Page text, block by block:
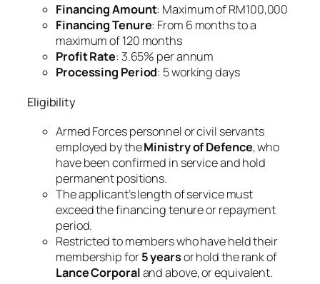
Financing Amount: Maximum of RM100,000
Financing Tenure: From 6 months to a
maximum of 120 months
Profit Rate: 3.65% per annum
Processing Period: 5 working days
Eligibility
Armed Forces personnel or civil servants
employed by theMinistry of Defence, who
have been confirmed in service and hold
permanent positions.
The applicant’s length of service must
exceed the financing tenure or repayment
period.
Restricted to members who have held their
membership for5 yearsor hold the rank of
Lance Corporaland above, or equivalent.